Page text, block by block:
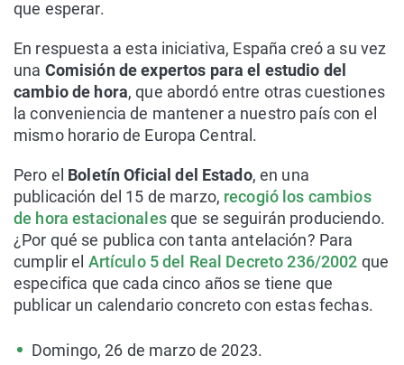
que esperar.
En respuesta a esta iniciativa, España creó a su vez
una Comisión de expertos para el estudio del
cambio de hora, que abordó entre otras cuestiones
la conveniencia de mantener a nuestro país con el
mismo horario de Europa Central.
Pero el Boletín Oficial del Estado, en una
publicación del 15 de marzo, recogió los cambios
de hora estacionalesque se seguirán produciendo.
¿Por qué se publica con tanta antelación? Para
cumplir el Artículo 5 del Real Decreto 236/2002 que
especifica que cada cinco años se tiene que
publicar un calendario concreto con estas fechas.
Domingo, 26 de marzo de 2023.